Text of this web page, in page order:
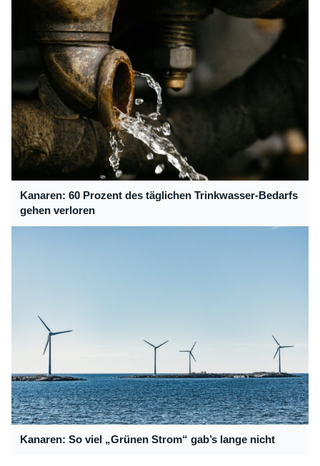
Kanaren: 60 Prozent des täglichen Trinkwasser-Bedarfs
gehen verloren
Kanaren: So viel „Grünen Strom“ gab’s lange nicht